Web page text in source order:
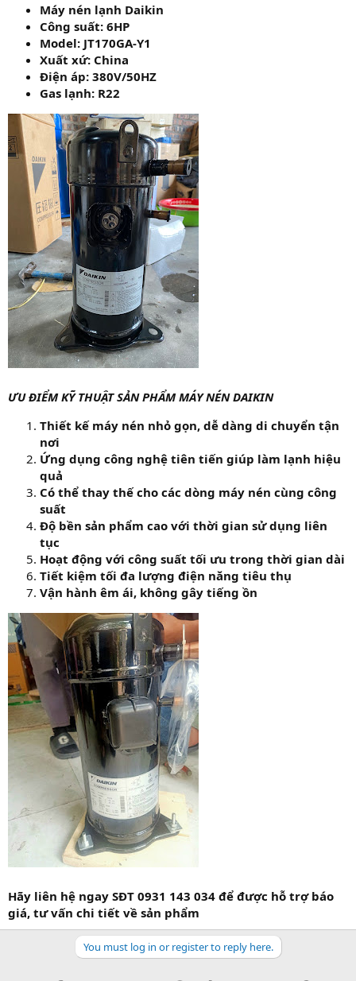
Máy nén lạnh Daikin
Công suất: 6HP
Model: JT170GA-Y1
Xuất xứ: China
Điện áp: 380V/50HZ
Gas lạnh: R22
ƯU ĐIỂM KỸ THUẬT SẢN PHẨM MÁY NÉN DAIKIN
Thiết kế máy nén nhỏ gọn, dễ dàng di chuyển tận
nơi
Ứng dụng công nghệ tiên tiến giúp làm lạnh hiệu
quả
Có thể thay thế cho các dòng máy nén cùng công
suất
Độ bền sản phẩm cao với thời gian sử dụng liên
tục
Hoạt động với công suất tối ưu trong thời gian dài
Tiết kiệm tối đa lượng điện năng tiêu thụ
Vận hành êm ái, không gây tiếng ồn
Hãy liên hệ ngay SĐT 0931 143 034 để được hỗ trợ báo
giá, tư vấn chi tiết về sản phẩm
You must log in or register to reply here.